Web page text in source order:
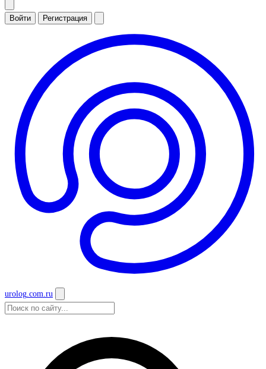
Войти Регистрация
urolog.com.ru